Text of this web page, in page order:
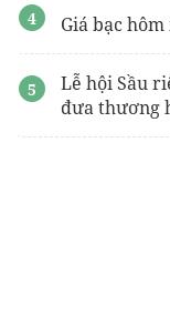
Giá bạc
Lễ hội Sầu
đưa thương